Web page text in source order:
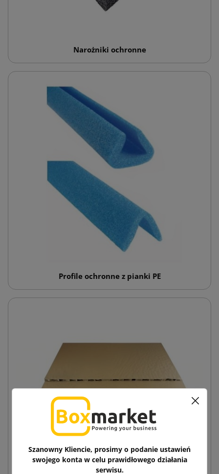
Narożniki ochronne
Profile ochronne z pianki PE
Szanowny Kliencie, prosimy o podanie ustawień
swojego konta w celu prawidłowego działania
serwisu.